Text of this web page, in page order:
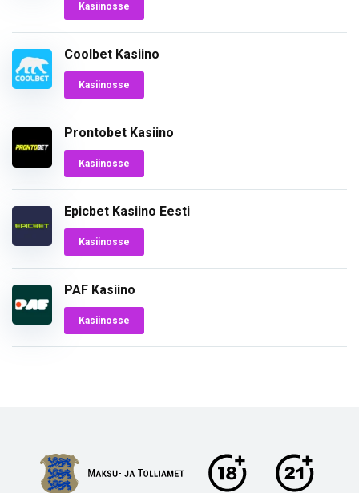
Kasiinosse
Coolbet Kasiino
Kasiinosse
Prontobet Kasiino
Kasiinosse
Epicbet Kasiino Eesti
Kasiinosse
PAF Kasiino
Kasiinosse